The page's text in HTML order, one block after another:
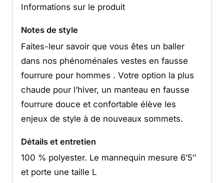
Informations sur le produit
Notes de style
Faites-leur savoir que vous êtes un baller
dans nos phénoménales vestes en fausse
fourrure pour hommes . Votre option la plus
chaude pour l’hiver, un manteau en fausse
fourrure douce et confortable élève les
enjeux de style à de nouveaux sommets.
Détails et entretien
100 % polyester. Le mannequin mesure 6’5″
et porte une taille L